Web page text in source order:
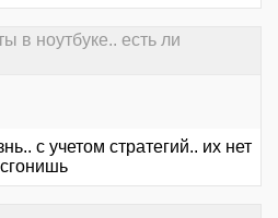
в ноутбуке.. есть ли
с учетом стратегий.. их нет